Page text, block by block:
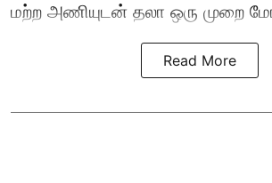
மற்ற அணியுடன் தலா ஒரு முறை
Read More